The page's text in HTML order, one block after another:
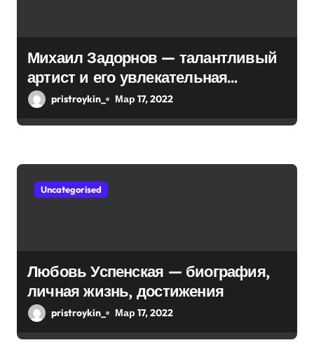
и
я
м
Михаил Задорнов — талантливый
артист и его увлекательная
биография — выдающиеся
pristroykin_ Мар 17, 2022
Uncategorised
Любовь Успенская — биография,
личная жизнь, достижения
pristroykin_ Мар 17, 2022